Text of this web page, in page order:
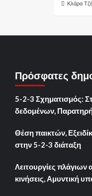
Κλάρα
Πρόσφατες
5-2-3 Σχηματισμός:
δεδομένων,
Θέση παικτών,
στην 5-2-3 διάταξη
Λειτουργίες πλάγιων
κινήσεις, Αμυντική